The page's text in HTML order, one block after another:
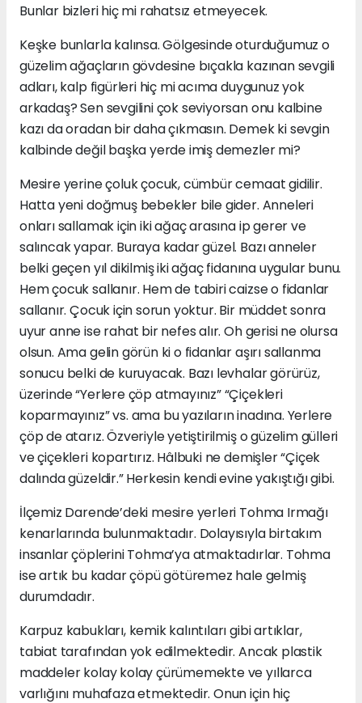
Bunlar bizleri hiç mi rahatsız etmeyecek.
Keşke bunlarla kalınsa. Gölgesinde oturduğumuz o
güzelim ağaçların gövdesine bıçakla kazınan sevgili
adları, kalp figürleri hiç mi acıma duygunuz yok
arkadaş? Sen sevgilini çok seviyorsan onu kalbine
kazı da oradan bir daha çıkmasın. Demek ki sevgin
kalbinde değil başka yerde imiş demezler mi?
Mesire yerine çoluk çocuk, cümbür cemaat gidilir.
Hatta yeni doğmuş bebekler bile gider. Anneleri
onları sallamak için iki ağaç arasına ip gerer ve
salıncak yapar. Buraya kadar güzel. Bazı anneler
belki geçen yıl dikilmiş iki ağaç fidanına uygular bunu.
Hem çocuk sallanır. Hem de tabiri caizse o fidanlar
sallanır. Çocuk için sorun yoktur. Bir müddet sonra
uyur anne ise rahat bir nefes alır. Oh gerisi ne olursa
olsun. Ama gelin görün ki o fidanlar aşırı sallanma
sonucu belki de kuruyacak. Bazı levhalar görürüz,
üzerinde “Yerlere çöp atmayınız” “Çiçekleri
koparmayınız” vs. ama bu yazıların inadına. Yerlere
çöp de atarız. Özveriyle yetiştirilmiş o güzelim gülleri
ve çiçekleri kopartırız. Hâlbuki ne demişler “Çiçek
dalında güzeldir.” Herkesin kendi evine yakıştığı gibi.
İlçemiz Darende’deki mesire yerleri Tohma Irmağı
kenarlarında bulunmaktadır. Dolayısıyla birtakım
insanlar çöplerini Tohma’ya atmaktadırlar. Tohma
ise artık bu kadar çöpü götüremez hale gelmiş
durumdadır.
Karpuz kabukları, kemik kalıntıları gibi artıklar,
tabiat tarafından yok edilmektedir. Ancak plastik
maddeler kolay kolay çürümemekte ve yıllarca
varlığını muhafaza etmektedir. Onun için hiç